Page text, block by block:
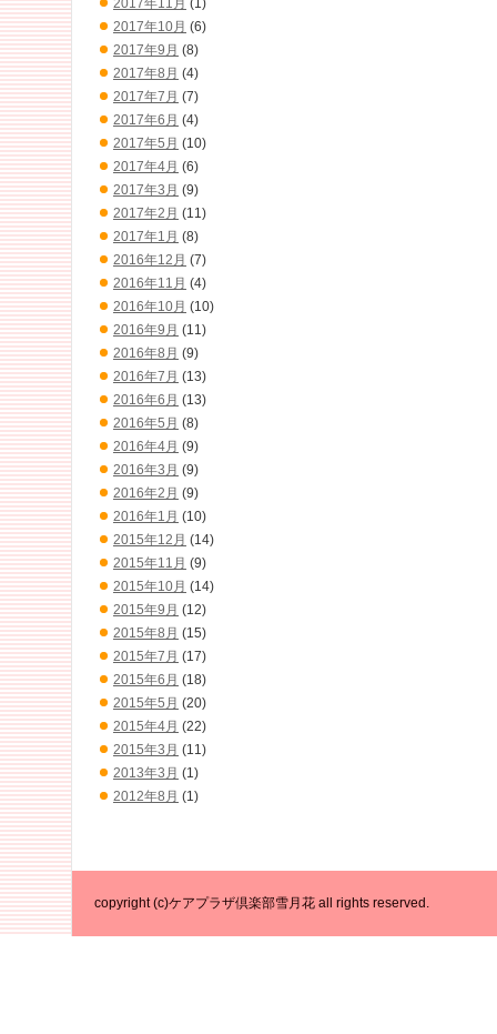
2017年11月 (1)
2017年10月 (6)
2017年9月 (8)
2017年8月 (4)
2017年7月 (7)
2017年6月 (4)
2017年5月 (10)
2017年4月 (6)
2017年3月 (9)
2017年2月 (11)
2017年1月 (8)
2016年12月 (7)
2016年11月 (4)
2016年10月 (10)
2016年9月 (11)
2016年8月 (9)
2016年7月 (13)
2016年6月 (13)
2016年5月 (8)
2016年4月 (9)
2016年3月 (9)
2016年2月 (9)
2016年1月 (10)
2015年12月 (14)
2015年11月 (9)
2015年10月 (14)
2015年9月 (12)
2015年8月 (15)
2015年7月 (17)
2015年6月 (18)
2015年5月 (20)
2015年4月 (22)
2015年3月 (11)
2013年3月 (1)
2012年8月 (1)
copyright (c)ケアプラザ倶楽部雪月花 all rights reserved.